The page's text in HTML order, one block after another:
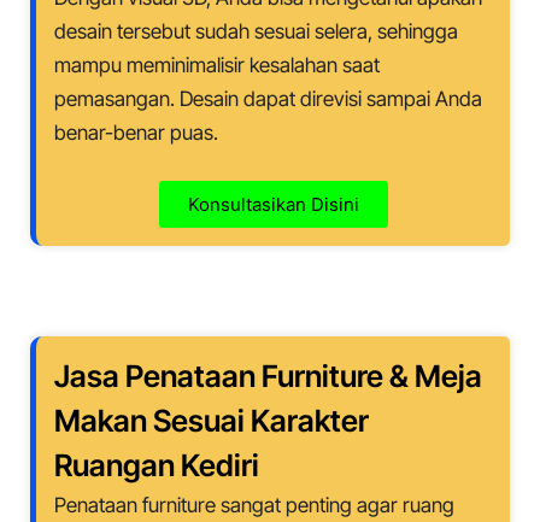
desain tersebut sudah sesuai selera, sehingga
mampu meminimalisir kesalahan saat
pemasangan. Desain dapat direvisi sampai Anda
benar-benar puas.
Konsultasikan Disini
Jasa Penataan Furniture & Meja
Makan Sesuai Karakter
Ruangan Kediri
Penataan furniture sangat penting agar ruang